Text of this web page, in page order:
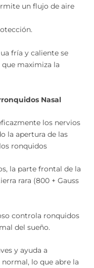
un flujo de aire
fría y caliente se
que maximiza la
Nasal
los nervios
la apertura de las
ronquidos
la parte frontal de la
rara (800 + Gauss
controla ronquidos
del sueño.
y ayuda a
lo que abre la